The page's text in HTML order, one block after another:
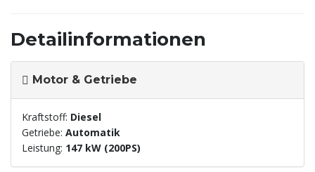
Detailinformationen
Motor & Getriebe
Kraftstoff: Diesel
Getriebe: Automatik
Leistung: 147 kW (200PS)